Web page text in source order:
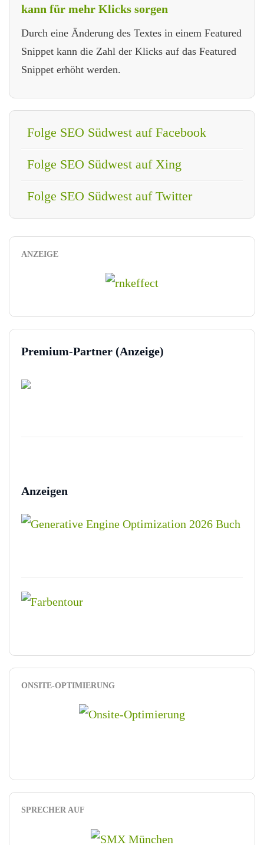
kann für mehr Klicks sorgen
Durch eine Änderung des Textes in einem Featured
Snippet kann die Zahl der Klicks auf das Featured
Snippet erhöht werden.
Folge SEO Südwest auf Facebook
Folge SEO Südwest auf Xing
Folge SEO Südwest auf Twitter
ANZEIGE
Premium-Partner (Anzeige)
Anzeigen
ONSITE-OPTIMIERUNG
SPRECHER AUF